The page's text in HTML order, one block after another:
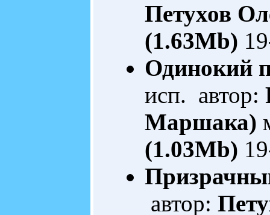
Петухов
(1.63Mb)
Одинокий
исп. автор:
Маршака)
(1.03Mb)
автор: